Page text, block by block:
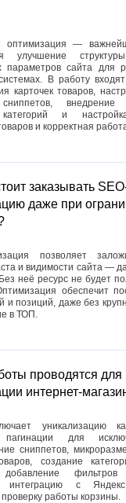
оптимизация —
улучшение
параметров сайта для
В работу
карточек товаров,
внедрение
и
и корректная
заказывать
даже при
позволяет
и видимости сайта —
неё ресурс не будет
обеспечит
и позиций, даже без
в ТОП.
проводятся для
интернет-
уникализацию
пагинации для
сниппетов,
создание
добавление
интеграцию с
работы корзины.